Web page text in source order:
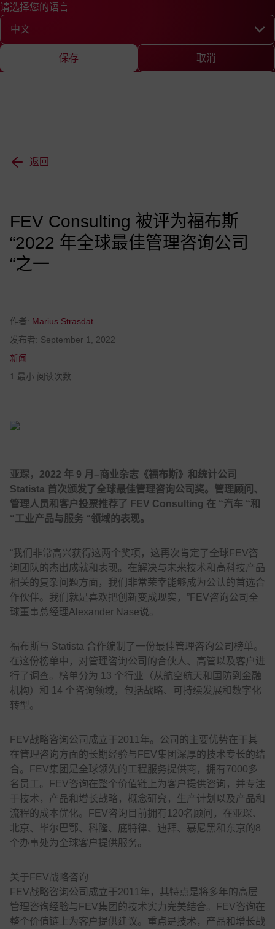
请选择您的语言
请选择您的语言
保存 取消
English Deutsch
返回
FEV Consulting 被评为福布斯
“2022 年全球最佳管理咨询公司
“之一
作者: Marius Strasdat
发布者: September 1, 2022
新闻
1 最小 阅读次数
亚琛，2022 年 9 月–商业杂志《福布斯》和统计公司
Statista 首次颁发了全球最佳管理咨询公司奖。管理顾问、
管理人员和客户投票推荐了 FEV Consulting 在 “汽车 “和
“工业产品与服务 “领域的表现。
“我们非常高兴获得这两个奖项，这再次肯定了全球FEV咨
询团队的杰出成就和表现。在解决与未来技术和高科技产品
相关的复杂问题方面，我们非常荣幸能够成为公认的首选合
作伙伴。我们就是喜欢把创新变成现实，”FEV咨询公司全
球董事总经理Alexander Nase说。
福布斯与 Statista 合作编制了一份最佳管理咨询公司榜单。
在这份榜单中，对管理咨询公司的合伙人、高管以及客户进
行了调查。榜单分为 13 个行业（从航空航天和国防到金融
机构）和 14 个咨询领域，包括战略、可持续发展和数字化
转型。
FEV战略咨询公司成立于2011年。公司的主要优势在于其
在管理咨询方面的长期经验与FEV集团深厚的技术专长的结
合。FEV集团是全球领先的工程服务提供商，拥有7000多
名员工。FEV咨询在整个价值链上为客户提供咨询，并专注
于技术，产品和增长战略，概念研究，生产计划以及产品和
流程的成本优化。FEV咨询目前拥有120名顾问，在亚琛、
北京、毕尔巴鄂、科隆、底特律、迪拜、慕尼黑和东京的8
个办事处为全球客户提供服务。
关于FEV战略咨询
FEV战略咨询公司成立于2011年，其特点是将多年的高层
管理咨询经验与FEV集团的技术实力完美结合。FEV咨询在
整个价值链上为客户提供建议。重点是技术，产品和增长战